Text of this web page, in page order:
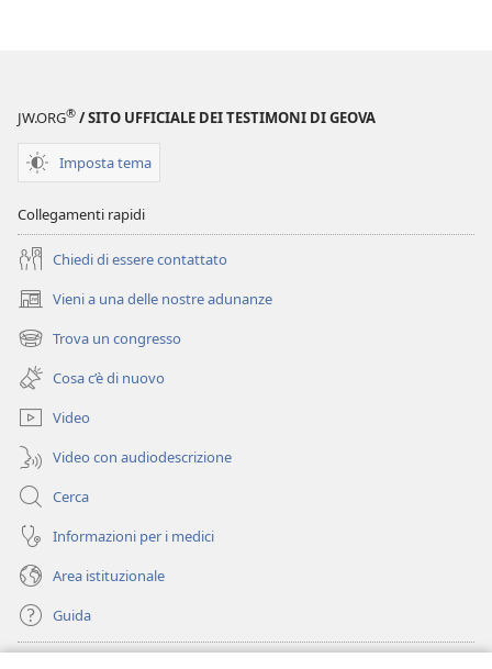
JW.ORG® / SITO UFFICIALE DEI TESTIMONI DI GEOVA
Imposta tema
Collegamenti rapidi
Chiedi di essere contattato
Vieni a una delle nostre adunanze
(apre
una
nuova
finestra)
Trova un congresso
(apre
una
nuova
finestra)
Cosa c’è di nuovo
Video
Video con audiodescrizione
Cerca
Informazioni per i medici
Area istituzionale
Guida